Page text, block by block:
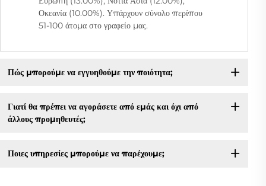
Οκεανία (10.00%). Υπάρχουν σύνολο περίπου
51-100 άτομα στο γραφείο μας.
Πώς μπορούμε να εγγυηθούμε την ποιότητα;
Γιατί θα πρέπει να αγοράσετε από εμάς και όχι από
άλλους προμηθευτές;
Ποιες υπηρεσίες μπορούμε να παρέχουμε;